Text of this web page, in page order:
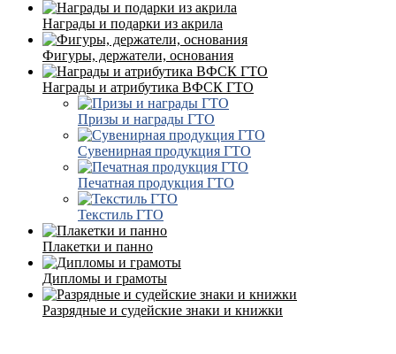
Награды и подарки из акрила
Фигуры, держатели, основания
Награды и атрибутика ВФСК ГТО
Призы и награды ГТО
Сувенирная продукция ГТО
Печатная продукция ГТО
Текстиль ГТО
Плакетки и панно
Дипломы и грамоты
Разрядные и судейские знаки и книжки